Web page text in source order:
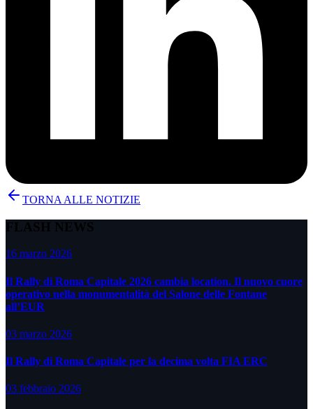
TORNA ALLE NOTIZIE
FLASH NEWS
16 marzo 2026
Il Rally di Roma Capitale 2026 cambia location. Il nuovo cuore
operativo nella monumentalità del Salone delle Fontane
all’EUR
03 marzo 2026
Il Rally di Roma Capitale per la decima volta FIA ERC
03 febbraio 2026